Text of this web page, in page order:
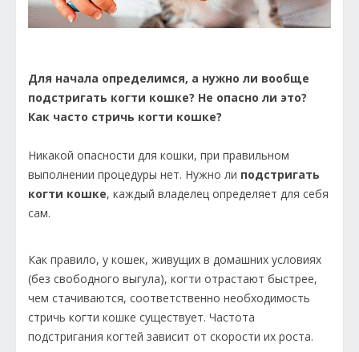
Для начала определимся, а нужно ли вообще
подстригать когти кошке? Не опасно ли это?
Как часто стричь когти кошке?
Никакой опасности для кошки, при правильном
выполнении процедуры нет. Нужно ли подстригать
когти кошке, каждый владелец определяет для себя
сам.
Как правило, у кошек, живущих в домашних условиях
(без свободного выгула), когти отрастают быстрее,
чем стачиваются, соответственно необходимость
стричь когти кошке существует. Частота
подстригания когтей зависит от скорости их роста.